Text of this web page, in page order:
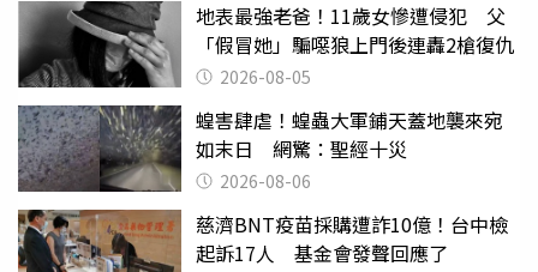
地表最強老爸！11歲女慘遭侵犯 父
「假冒她」騙噁狼上門後連轟2槍復仇
2026-08-05
蝗害肆虐！蝗蟲大軍鋪天蓋地襲來宛
如末日 網驚：聖經十災
2026-08-06
慈濟BNT疫苗採購遭詐10億！台中檢
起訴17人 基金會發聲回應了